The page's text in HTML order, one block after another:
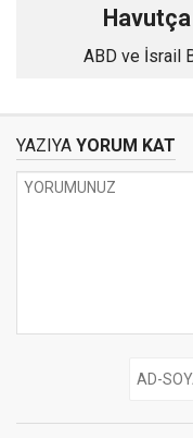
Havutça
ABD ve İsrail
YAZIYA YORUM KAT